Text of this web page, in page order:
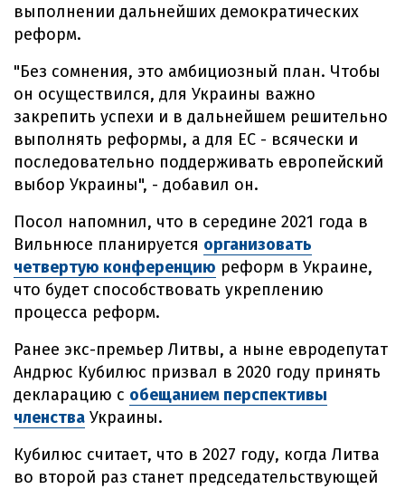
выполнении дальнейших демократических
реформ.
"Без сомнения, это амбициозный план. Чтобы
он осуществился, для Украины важно
закрепить успехи и в дальнейшем решительно
выполнять реформы, а для ЕС - всячески и
последовательно поддерживать европейский
выбор Украины", - добавил он.
Посол напомнил, что в середине 2021 года в
Вильнюсе планируется организовать
четвертую конференцию реформ в Украине,
что будет способствовать укреплению
процесса реформ.
Ранее экс-премьер Литвы, а ныне евродепутат
Андрюс Кубилюс призвал в 2020 году принять
декларацию с обещанием перспективы
членства Украины.
Кубилюс считает, что в 2027 году, когда Литва
во второй раз станет председательствующей